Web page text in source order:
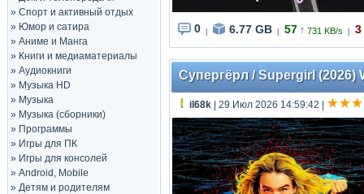
» Спорт и активный отдых
» Юмор и сатира
» Аниме и Манга
» Книги и медиаматериалы
» Аудиокниги
» Музыка HD
» Музыка
» Музыка (сборники)
» Программы
» Игры для ПК
» Игры для консолей
» Android, Mobile
» Детям и родителям
0 6.77 GB 57 ↑ 731 KB/s 3
Супергёрл / Supergirl (2026)
il68k | 29 Июл 2026 14:59:42